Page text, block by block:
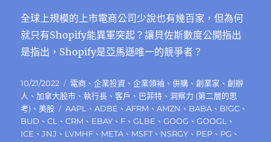
全球上規模的上市電商公司少說也有幾百家，但為何
就只有Shopify能異軍突起？讓貝佐斯數度公開指出
是指出，Shopify是亞馬遜唯一的競爭者？
發
佈
日
期:
10/21/2022
分
類
電商 、企業投資 、企業領袖 、併購 、創業家 、創辦
人 、加拿大股市 、執行長 、客戶 、 巴菲特 、洞察力 (第二層的思
考) 、美股
標
籤
AAPL 、ADBE 、AFRM 、AMZN 、 BABA 、 BIGC 、
BUD 、CL 、CRM 、 EBAY 、 F 、GLBE 、GOOG 、GOOGL
、
ICE 、JNJ 、 LVMHF 、 META 、 MSFT、 NSRGY 、 PEP 、 PG 、